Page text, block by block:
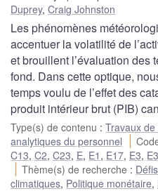
Duprey, Craig Johnston
Les phénomènes
accentuer la volatilité de
et brouillent l’évaluation des
fond. Dans cette optique,
temps voulu de l’effet des
produit intérieur brut (PIB)
Type(s) de contenu : Travaux
analytiques du personnel
C13, C2, C23, E, E1 , E17, E3,
Thème(s) de recherche :
climatiques, Politique monétaire,